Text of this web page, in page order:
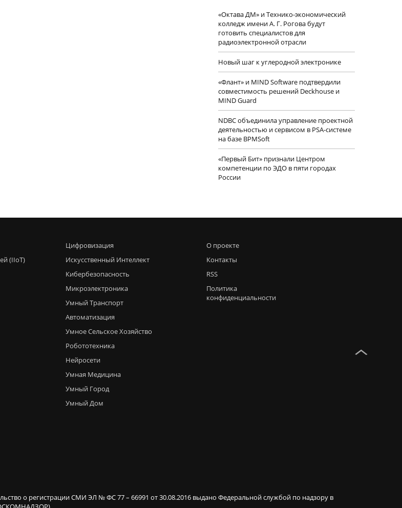
«Октава ДМ» и Технико-экономический
колледж имени А. Г. Рогова будут
готовить специалистов для
радиоэлектронной отрасли
Новый шаг к углеродной электронике
«Флант» и MIND Software подтвердили
совместимость решений Deckhouse и
MIND Guard
NDBC объединила управление проектной
деятельностью и сервисом в PSA-системе
на базе BPMSoft
«Первый Бит» признали Центром
компетенции по ЭДО в пяти городах
России
(IIoT)
Цифровизация
Искусственный Интеллект
Кибербезопасность
Микроэлектроника
Умный Транспорт
Автоматизация
Умное Сельское Хозяйство
Робототехника
Нейросети
Умная Медицина
Умный Город
Умный Дом
О проекте
Контакты
RSS
Политика
конфиденциальности
о регистрации СМИ ЭЛ № ФС 77 – 66991 от 30.08.2016 выдано Федеральной службой по надзору в